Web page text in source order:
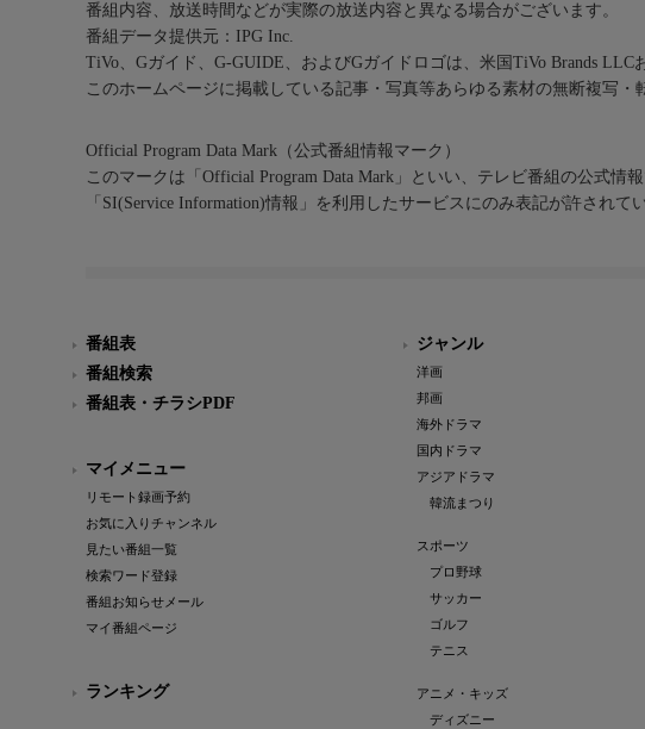
番組内容、放送時間などが実際の放送内容と異なる場合がございます。
番組データ提供元：IPG Inc.
TiVo、Gガイド、G-GUIDE、およびGガイドロゴは、米国TiVo Brands
このホームページに掲載している記事・写真等あらゆる素材の無断複写・
Official Program Data Mark（公式番組情報マーク）
このマークは「Official Program Data Mark」といい、テレビ番組の公式情
「SI(Service Information)情報」を利用したサービスにのみ表記が許されて
番組表
番組検索
番組表・チラシPDF
マイメニュー
リモート録画予約
お気に入りチャンネル
見たい番組一覧
検索ワード登録
番組お知らせメール
マイ番組ページ
ランキング
ジャンル
洋画
邦画
海外ドラマ
国内ドラマ
アジアドラマ
韓流まつり
スポーツ
プロ野球
サッカー
ゴルフ
テニス
アニメ・キッズ
ディズニー